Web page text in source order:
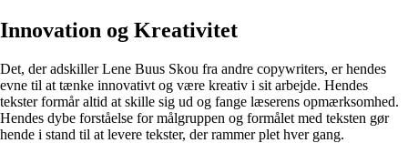
Innovation og Kreativitet
Det, der adskiller Lene Buus Skou fra andre copywriters, er hendes
evne til at tænke innovativt og være kreativ i sit arbejde. Hendes
tekster formår altid at skille sig ud og fange læserens opmærksomhed.
Hendes dybe forståelse for målgruppen og formålet med teksten gør
hende i stand til at levere tekster, der rammer plet hver gang.